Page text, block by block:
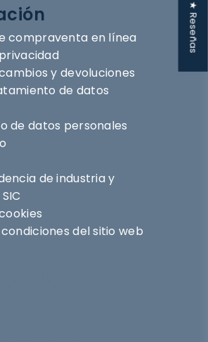
compraventa en línea
y devoluciones
de datos
de datos personales
de industria y
del sitio web
★ Reseñas